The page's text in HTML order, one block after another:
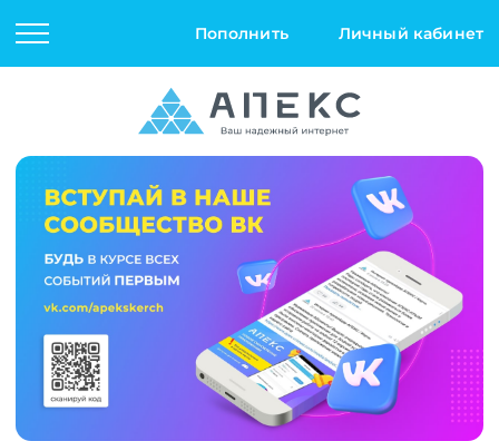
Пополнить Личный кабинет